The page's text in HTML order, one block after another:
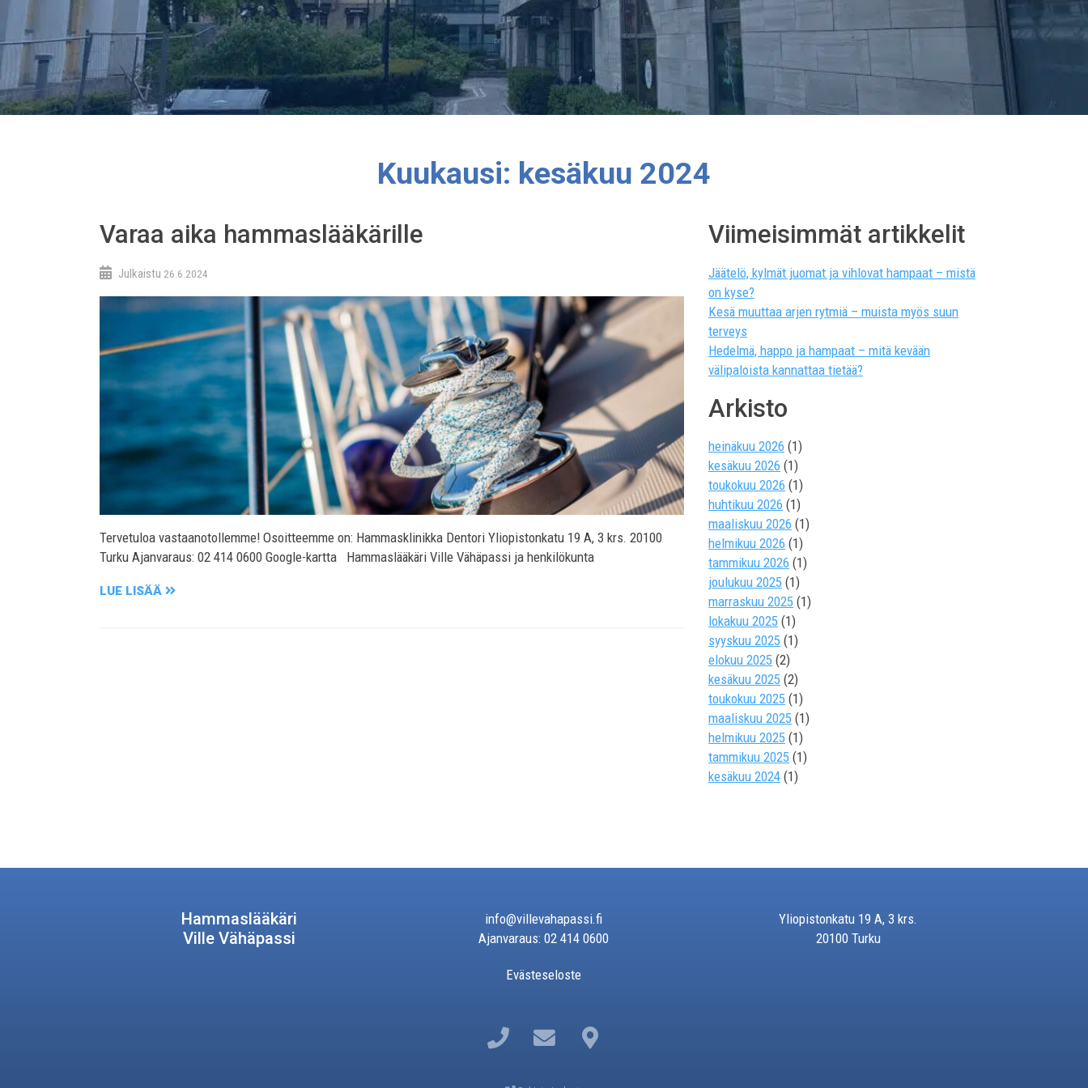
Kuukausi: kesäkuu 2024
Varaa aika hammaslääkärille
Julkaistu 26.6.2024
Tervetuloa vastaanotollemme! Osoitteemme on: Hammasklinikka Dentori Yliopistonkatu 19 A, 3 krs. 20100
Turku Ajanvaraus: 02 414 0600 Google-kartta Hammaslääkäri Ville Vähäpassi ja henkilökunta
LUE LISÄÄ
Viimeisimmät artikkelit
Jäätelö, kylmät juomat ja vihlovat hampaat – mistä
on kyse?
Kesä muuttaa arjen rytmiä – muista myös suun
terveys
Hedelmä, happo ja hampaat – mitä kevään
välipaloista kannattaa tietää?
Arkisto
heinäkuu 2026 (1)
kesäkuu 2026 (1)
toukokuu 2026 (1)
huhtikuu 2026 (1)
maaliskuu 2026 (1)
helmikuu 2026 (1)
tammikuu 2026 (1)
joulukuu 2025 (1)
marraskuu 2025 (1)
lokakuu 2025 (1)
syyskuu 2025 (1)
elokuu 2025 (2)
kesäkuu 2025 (2)
toukokuu 2025 (1)
maaliskuu 2025 (1)
helmikuu 2025 (1)
tammikuu 2025 (1)
kesäkuu 2024 (1)
Hammaslääkäri
Ville Vähäpassi
info@villevahapassi.fi
Ajanvaraus: 02 414 0600
Evästeseloste
Yliopistonkatu 19 A, 3 krs.
20100 Turku